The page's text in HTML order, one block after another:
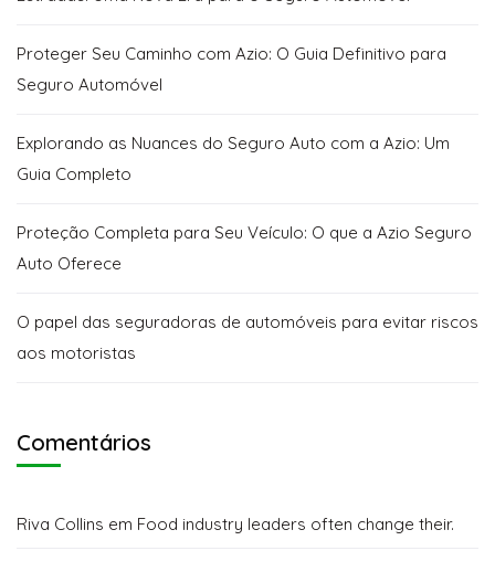
Proteger Seu Caminho com Azio: O Guia Definitivo para
Seguro Automóvel
Explorando as Nuances do Seguro Auto com a Azio: Um
Guia Completo
Proteção Completa para Seu Veículo: O que a Azio Seguro
Auto Oferece
O papel das seguradoras de automóveis para evitar riscos
aos motoristas
Comentários
Riva Collins em Food industry leaders often change their.